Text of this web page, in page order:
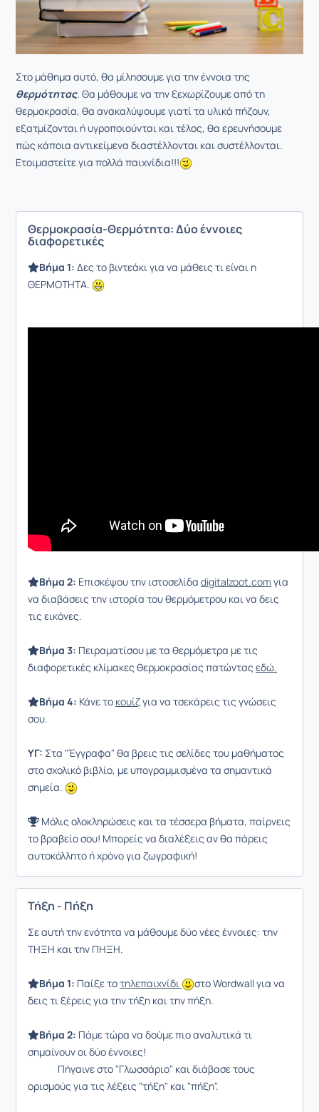
Στο μάθημα αυτό, θα μίλησουμε για την έννοια της
θερμότητας. Θα μάθουμε να την ξεχωρίζουμε από τη
θερμοκρασία, θα ανακαλύψουμε γιατί τα υλικά πήζουν,
εξατμίζονται ή υγροποιούνται και τέλος, θα ερευνήσουμε
πώς κάποια αντικείμενα διαστέλλονται και συστέλλονται.
Ετοιμαστείτε για πολλά παιχνίδια!!!
Θερμοκρασία-Θερμότητα: Δύο έννοιες
διαφορετικές
Βήμα 1: Δες το βιντεάκι για να μάθεις τι είναι η
ΘΕΡΜΟΤΗΤΑ.
Βήμα 2: Επισκέψου την ιστοσελίδα digitalzoot.com για
να διαβάσεις την ιστορία του θερμόμετρου και να δεις
τις εικόνες.
Βήμα 3: Πειραματίσου με τα θερμόμετρα με τις
διαφορετικές κλίμακες θερμοκρασίας πατώντας εδώ.
Βήμα 4: Κάνε το κουίζγια να τσεκάρεις τις γνώσεις
σου.
ΥΓ: Στα "Έγγραφα" θα βρεις τις σελίδες του μαθήματος
στο σχολικό βιβλίο, με υπογραμμισμένα τα σημαντικά
σημεία.
Μόλις ολοκληρώσεις και τα τέσσερα βήματα, παίρνεις
το βραβείο σου! Μπορείς να διαλέξεις αν θα πάρεις
αυτοκόλλητο ή χρόνο για ζωγραφική!
Τήξη - Πήξη
Σε αυτή την ενότητα να μάθουμε δύο νέες έννοιες: την
ΤΗΞΗ και την ΠΗΞΗ.
Βήμα 1: Παίξε τοτηλεπαιχνίδι
στο Wordwall για να
δεις τι ξέρεις για την τήξη και την πήξη.
Βήμα 2: Πάμε τώρα να δούμε πιο αναλυτικά τι
σημαίνουν οι δύο έννοιες!
Πήγαινε στο "Γλωσσάριο" και διάβασε τους
ορισμούς για τις λέξεις "τήξη" και "πήξη".